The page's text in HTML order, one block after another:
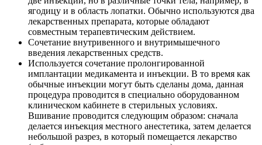
ягодицу и в область лопатки. Обычно используются два
лекарственных препарата, которые обладают
совместным терапевтическим действием.
Сочетание внутривенного и внутримышечного
введения лекарственных средств.
Используется сочетание пролонгированной
имплантации медикамента и инъекции. В то время как
обычные инъекции могут быть сделаны дома, данная
процедура проводится в специально оборудованном
клиническом кабинете в стерильных условиях.
Вшивание проводится следующим образом: сначала
делается инъекция местного анестетика, затем делается
небольшой разрез, в который помещается лекарство